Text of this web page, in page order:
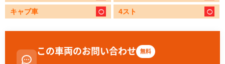
キャブ車 4スト
この車両のお問い合わせ 無料